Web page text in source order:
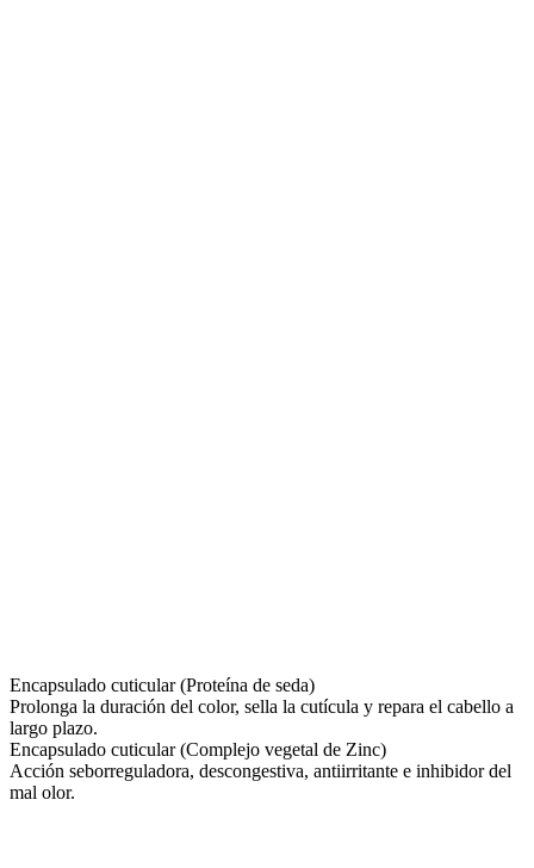
Encapsulado cuticular (Proteína de seda)
Prolonga la duración del color, sella la cutícula y repara el cabello a
largo plazo.
Encapsulado cuticular (Complejo vegetal de Zinc)
Acción seborreguladora, descongestiva, antiirritante e inhibidor del
mal olor.